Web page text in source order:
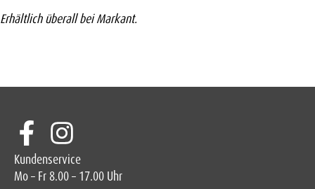
Erhältlich überall bei Markant.
Kundenservice
Mo – Fr 8.00 – 17.00 Uhr